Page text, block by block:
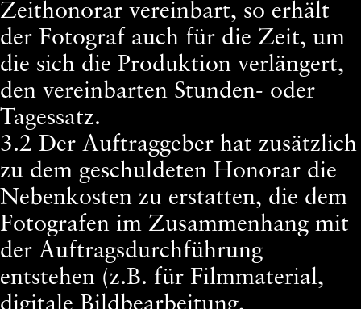
Zeithonorar vereinbart, so erhält
der Fotograf auch für die Zeit, um
die sich die Produktion verlängert,
den vereinbarten Stunden- oder
Tagessatz.
3.2 Der Auftraggeber hat zusätzlich
zu dem geschuldeten Honorar die
Nebenkosten zu erstatten, die dem
Fotografen im Zusammenhang mit
der Auftragsdurchführung
entstehen (z.B. für Filmmaterial,